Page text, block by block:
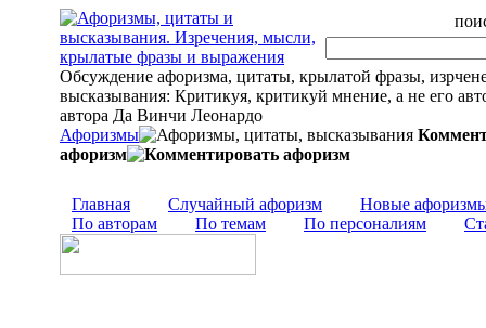
Обсуждение афоризма, цитаты, крылатой фразы,
высказывания: Критикуя, критикуй мнение, а не его
автора Да Винчи Леонардо
Афоризмы
афоризм
Главная Случайный афоризм
Новые
По авторам
По темам По персоналиям